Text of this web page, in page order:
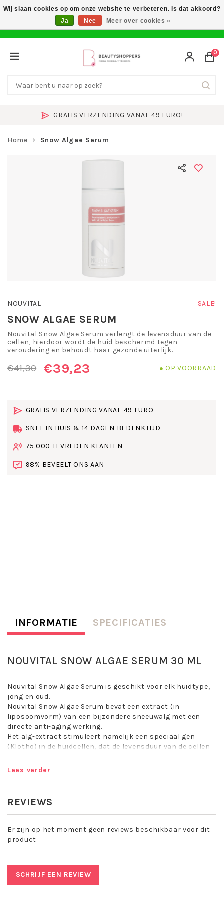
GRATIS VERZENDING VANAF 49 EURO!
0
Home Snow Algae Serum
NOUVITAL SALE!
SNOW ALGAE SERUM
Nouvital Snow Algae Serum verlengt de levensduur van de
cellen, hierdoor wordt de huid beschermd tegen
veroudering en behoudt haar gezonde uiterlijk.
€41,30 €39,23 OP VOORRAAD
GRATIS VERZENDING VANAF 49 EURO
SNEL IN HUIS & 14 DAGEN BEDENKTIJD
75.000 TEVREDEN KLANTEN
98% BEVEELT ONS AAN
INFORMATIE SPECIFICATIES
NOUVITAL SNOW ALGAE SERUM 30 ML
Nouvital Snow Algae Serum is geschikt voor elk huidtype,
jong en oud.
Nouvital Snow Algae Serum bevat een extract (in
liposoomvorm) van een bijzondere sneeuwalg met een
directe anti-aging werking.
Het alg-extract stimuleert namelijk een speciaal gen
(Klotho) in de huidcellen, dat de levensduur van de cellen
Hierdoor wordt de huid beschermd tegen veroudering en
bescherming van het cel-DNA tegen de schadelijke invloed
van UV-straling. Schizophyllan uit de paddenstoel
Suikers in de vorm van polysacchariden uit Fucogel en
Glycofilm werken verzachtend en hydraterend.
Lees verder
REVIEWS
Er zijn op het moment geen reviews beschikbaar voor dit
product
SCHRIJF EEN REVIEW
Wij slaan cookies op om onze website te verbeteren. Is dat akkoord?
Ja
Nee Meer over cookies »